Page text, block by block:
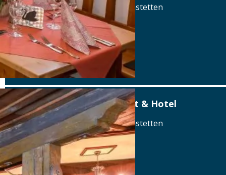
Am Marktplatz 7, 90596 Schwanstetten
Tel.: Tel.: 09170-1052
Details
www.hotel-der-schwan.de
DER SCHWAN – Restaurant & Hotel
Am Marktplatz 7, 90596 Schwanstetten
Tel.: Tel.: 09170-1052
Details